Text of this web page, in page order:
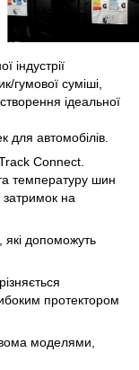
індустрії
гумової суміші,
ідеальної
для автомобілів.
Connect.
температуру шин
затримок на
які допоможуть
протектором
моделями,